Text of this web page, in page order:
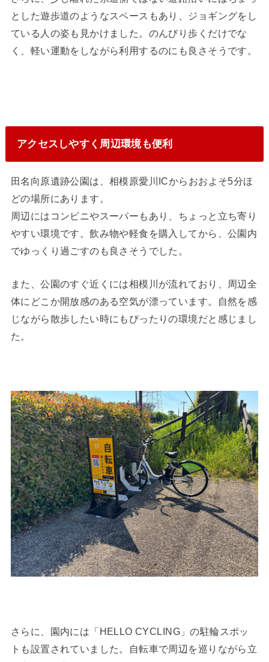
とした遊歩道のようなスペースもあり、ジョギングをし
ている人の姿も見かけました。のんびり歩くだけでな
く、軽い運動をしながら利用するのにも良さそうです。
アクセスしやすく周辺環境も便利
田名向原遺跡公園は、相模原愛川ICからおおよそ5分ほ
どの場所にあります。
周辺にはコンビニやスーパーもあり、ちょっと立ち寄り
やすい環境です。飲み物や軽食を購入してから、公園内
でゆっくり過ごすのも良さそうでした。
また、公園のすぐ近くには相模川が流れており、周辺全
体にどこか開放感のある空気が漂っています。自然を感
じながら散歩したい時にもぴったりの環境だと感じまし
た。
さらに、園内には「HELLO CYCLING」の駐輪スポッ
トも設置されていました。自転車で周辺を巡りながら立